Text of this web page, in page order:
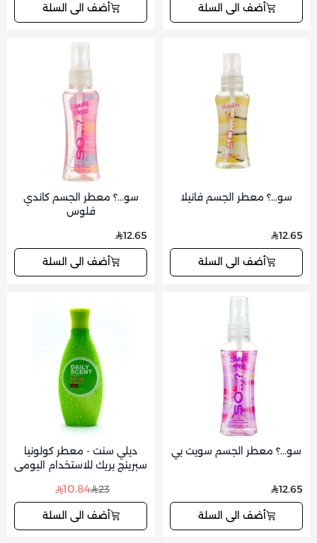
أضف الى السلة أضف الى السلة
سو...؟ معطر الجسم فانيلا
12.65
أضف الى السلة
سو...؟ معطر الجسم كاندي
فلوس
12.65
أضف الى السلة
سو...؟ معطر الجسم سويت بي
12.65
أضف الى السلة
ديلي سنت - معطر كولونيا
سبرينج بريك للاستخدام اليومي
23
10.84
أضف الى السلة